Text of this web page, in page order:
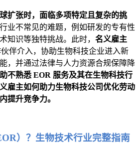
扩张时，面临多项特定且复杂的挑
业不常见的难题，例如研发的专有性
知识等独特挑战。此时， 名义雇主
伴介入，协助生物科技企业进入新
，并通过法律与人力资源合规保障降
不熟悉 EOR 服务及其在生物科技行
雇主如何助力生物科技公司优化劳动
提升竞争力。
）？生物技术行业完整指南